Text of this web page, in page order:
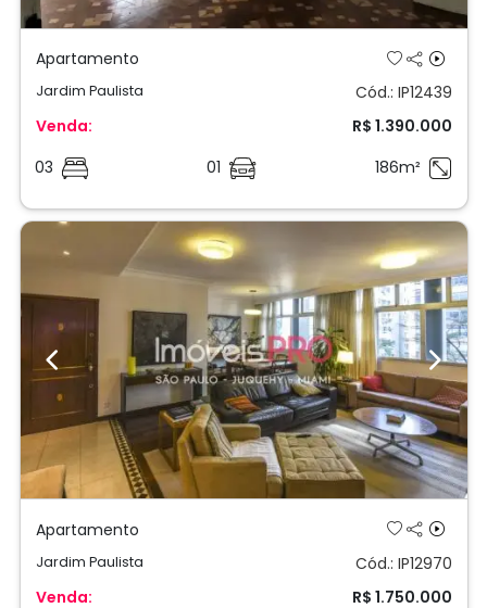
Apartamento
Jardim Paulista
Cód.: IP12439
Venda:
R$ 1.390.000
03
01 186m²
Previous Next
Apartamento
Jardim Paulista
Cód.: IP12970
Venda:
R$ 1.750.000